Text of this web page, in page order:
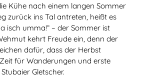
Kühe nach einem langen Sommer
zurück ins Tal antreten, heißt es
isch umma!“ – der Sommer ist
kehrt Freude ein, denn der
dafür, dass der Herbst
für Wanderungen und erste
Gletscher.